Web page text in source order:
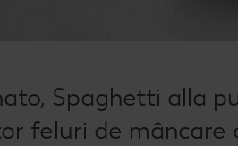
Spaghetti alla
feluri de mâncare